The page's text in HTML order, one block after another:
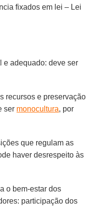
fixados em lei – Lei
e adequado: deve ser
recursos e preservação
ser monocultura, por
que regulam as
haver desrespeito às
o bem-estar dos
participação dos